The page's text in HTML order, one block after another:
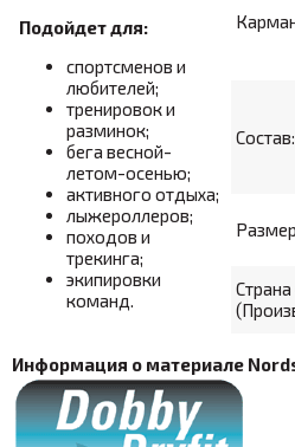
Подойдет для:
спортсменов и
любителей;
тренировок и
разминок;
бега весной-
летом-осенью;
активного отдыха;
лыжероллеров;
походов и
трекинга;
экипировки
команд.
Состав:
Информация о материале